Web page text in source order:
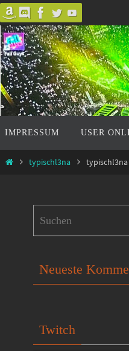
Zum
Inhalt
springen
Inhalt
springen
IMPRESSUM USER
Starttypischl3na
Neueste
Twitch